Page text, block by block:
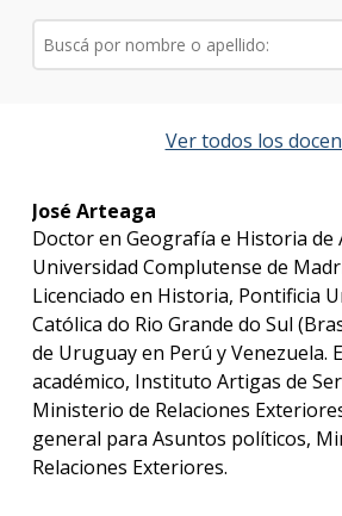
Ver todos los
José Arteaga
Doctor en Geografía e Historia de
Universidad Complutense de
Licenciado en Historia, Pontificia
Católica do Rio Grande do Sul
de Uruguay en Perú y Venezuela.
académico, Instituto Artigas de
Ministerio de Relaciones
general para Asuntos políticos,
Relaciones Exteriores.